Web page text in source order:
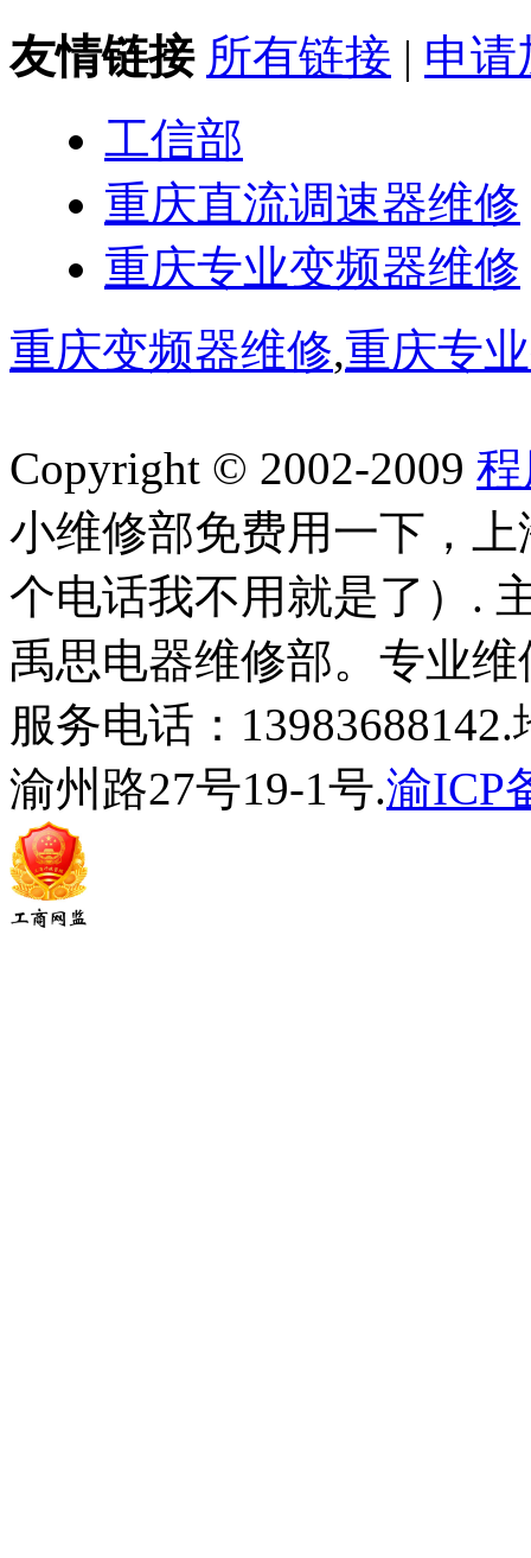
友情链接 所有链接 | 申请
工信部
重庆直流调速器维修
重庆专业变频器维修
重庆变频器维修,重庆专
Copyright © 2002-2009 程
小维修部免费用一下，
个电话我不用就是了）.
禹思电器维修部。专业
服务电话：
渝州路27号19-1号.渝ICP